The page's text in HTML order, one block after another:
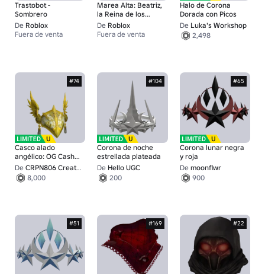
Trastobot -
Sombrero
De Roblox
Fuera de venta
Marea Alta: Beatriz,
la Reina de los
Piratas - Sombrero
De Roblox
Fuera de venta
Halo de Corona
Dorada con Picos
De Luka's Workshop
2,498
#74
Casco alado
angélico: OG Cash
Getter
De CRPN806 Creations
8,000
#104
Corona de noche
estrellada plateada
De Hello UGC
200
#65
Corona lunar negra
y roja
De moonflwr
900
#51 #169 #22